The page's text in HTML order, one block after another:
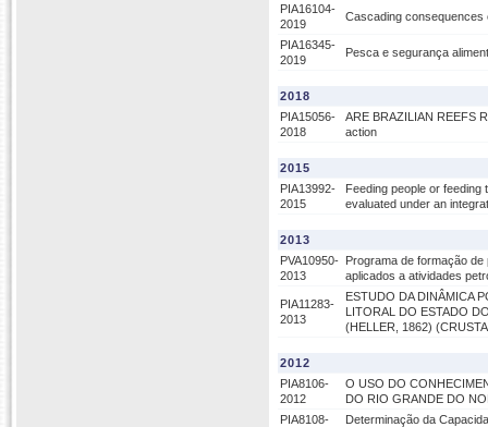
PIA16104-
2019
Cascading consequences
PIA16345-
2019
Pesca e segurança
2018
PIA15056-
2018
ARE BRAZILIAN REEFS
action
2015
PIA13992-
2015
Feeding people or
evaluated under an
2013
PVA10950-
2013
Programa de formação
aplicados a atividades
PIA11283-
2013
ESTUDO DA DINÂMICA
LITORAL DO ESTADO
(HELLER, 1862)
2012
PIA8106-
2012
O USO DO
DO RIO GRANDE DO
PIA8108-
Determinação da